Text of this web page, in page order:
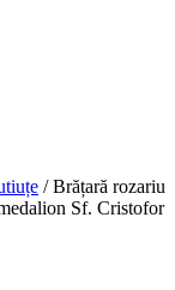
/ Brățară rozariu
Sf. Cristofor